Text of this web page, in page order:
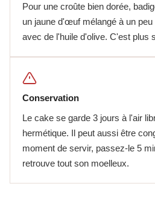
Pour une croûte bien dorée,
un jaune d'œuf mélangé à un
avec de l'huile d'olive. C'est plus
Conservation
Le cake se garde 3 jours à l'air
hermétique. Il peut aussi être
moment de servir, passez-le 5
retrouve tout son moelleux.